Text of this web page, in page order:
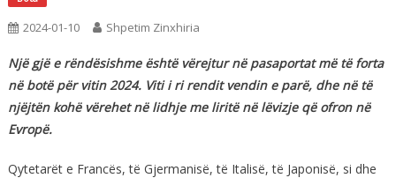
2024-01-10 Shpetim Zinxhiria
Një gjë e rëndësishme është vërejtur në pasaportat më të forta
në botë për vitin 2024. Viti i ri rendit vendin e parë, dhe në të
njëjtën kohë vërehet në lidhje me liritë në lëvizje që ofron në
Evropë.
Qytetarët e Francës, të Gjermanisë, të Italisë, të Japonisë, si dhe